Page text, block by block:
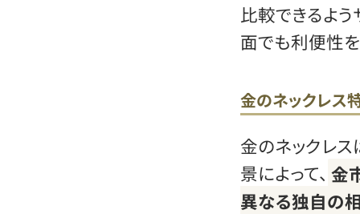
比較できるよ
面でも利便性
金のネックレス
金のネックレ
景によって、 金
異なる独自の